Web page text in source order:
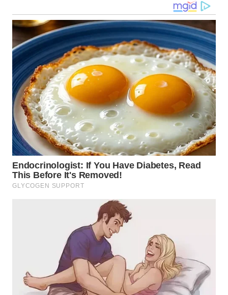
TAPANULI
SELATAN
WN
TANJUNG
LESUNG
WN
KARO
WN
SIMALUNGUN
WN
LABUHANBATU
SERDANG